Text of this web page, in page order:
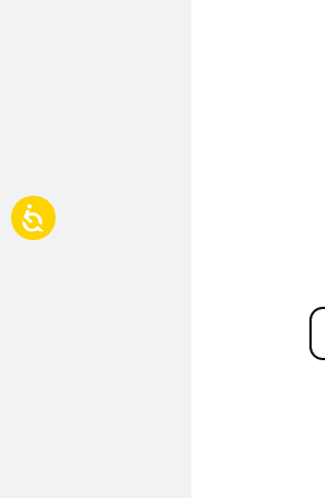
Schärrkuchen mit Birnen